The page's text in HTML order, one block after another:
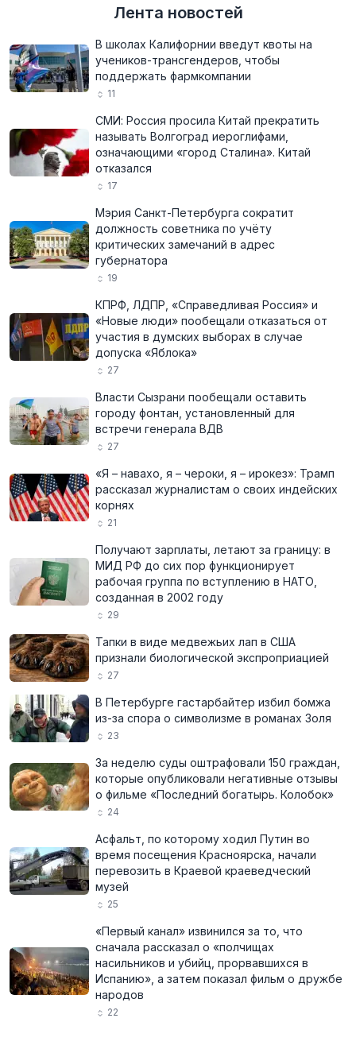
Лента новостей
В школах Калифорнии введут квоты на
учеников-трансгендеров, чтобы
поддержать фармкомпании
11
СМИ: Россия просила Китай прекратить
называть Волгоград иероглифами,
означающими «город Сталина». Китай
отказался
17
Мэрия Санкт-Петербурга сократит
должность советника по учёту
критических замечаний в адрес
губернатора
19
КПРФ, ЛДПР, «Справедливая Россия» и
«Новые люди» пообещали отказаться от
участия в думских выборах в случае
допуска «Яблока»
27
Власти Сызрани пообещали оставить
городу фонтан, установленный для
встречи генерала ВДВ
27
«Я – навахо, я – чероки, я – ирокез»: Трамп
рассказал журналистам о своих индейских
корнях
21
Получают зарплаты, летают за границу: в
МИД РФ до сих пор функционирует
рабочая группа по вступлению в НАТО,
созданная в 2002 году
29
Тапки в виде медвежьих лап в США
признали биологической экспроприацией
27
В Петербурге гастарбайтер избил бомжа
из-за спора о символизме в романах Золя
23
За неделю суды оштрафовали 150 граждан,
которые опубликовали негативные отзывы
о фильме «Последний богатырь. Колобок»
24
Асфальт, по которому ходил Путин во
время посещения Красноярска, начали
перевозить в Краевой краеведческий
музей
25
«Первый канал» извинился за то, что
сначала рассказал о «полчищах
насильников и убийц, прорвавшихся в
Испанию», а затем показал фильм о дружбе
народов
22